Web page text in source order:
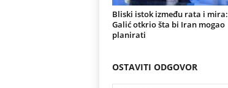
Bliski istok između rata i mira:
Galić otkrio šta bi Iran mogao
planirati
OSTAVITI ODGOVOR